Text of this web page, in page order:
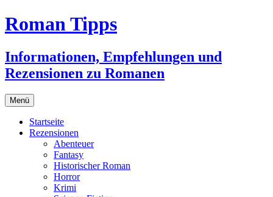
Zum
Inhalt
Roman Tipps
Informationen, Empfehlungen und
Rezensionen zu Romanen
Menü
Startseite
Rezensionen
Abenteuer
Fantasy
Historischer Roman
Horror
Krimi